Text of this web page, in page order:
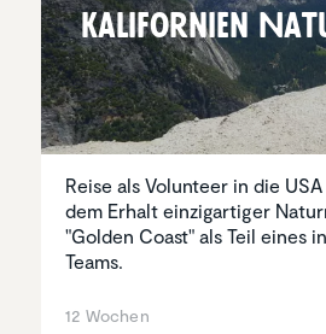
Kalifor­nien
Reise als Volunteer in die
dem Erhalt einzigartiger
"Golden Coast" als Teil eines
Teams.
12 Wochen